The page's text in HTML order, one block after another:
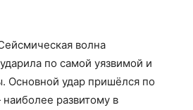
волна
по самой уязвимой и
Основной удар пришёлся по
развитому в